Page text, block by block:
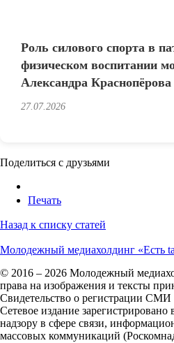
Роль силового спорта в
физическом воспитании
Александра Краснопёрова
27.07.2026
Поделиться с друзьями
Печать
Назад к списку статей
Молодежный медиахолдинг «Есть
© 2016 – 2026 Молодежный
права на изображения и тексты
Свидетельство о регистрации
Сетевое издание
надзору в сфере связи,
массовых коммуникаций